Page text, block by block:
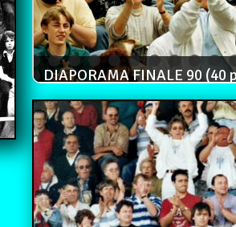
DIAPORAMA FINALE 90 (40